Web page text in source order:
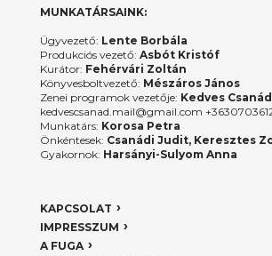
MUNKATÁRSAINK:
Ügyvezető: Lente Borbála
Produkciós vezető: Asbót Kristóf
Kurátor: Fehérvári Zoltán
Könyvesboltvezető: Mészáros János
Zenei programok vezetője: Kedves
kedvescsanad.mail@gmail.com
Munkatárs: Korosa Petra
Önkéntesek: Csanádi Judit, Keresztes
Gyakornok: Harsányi-Sulyom Anna
KAPCSOLAT
IMPRESSZUM
A FUGA